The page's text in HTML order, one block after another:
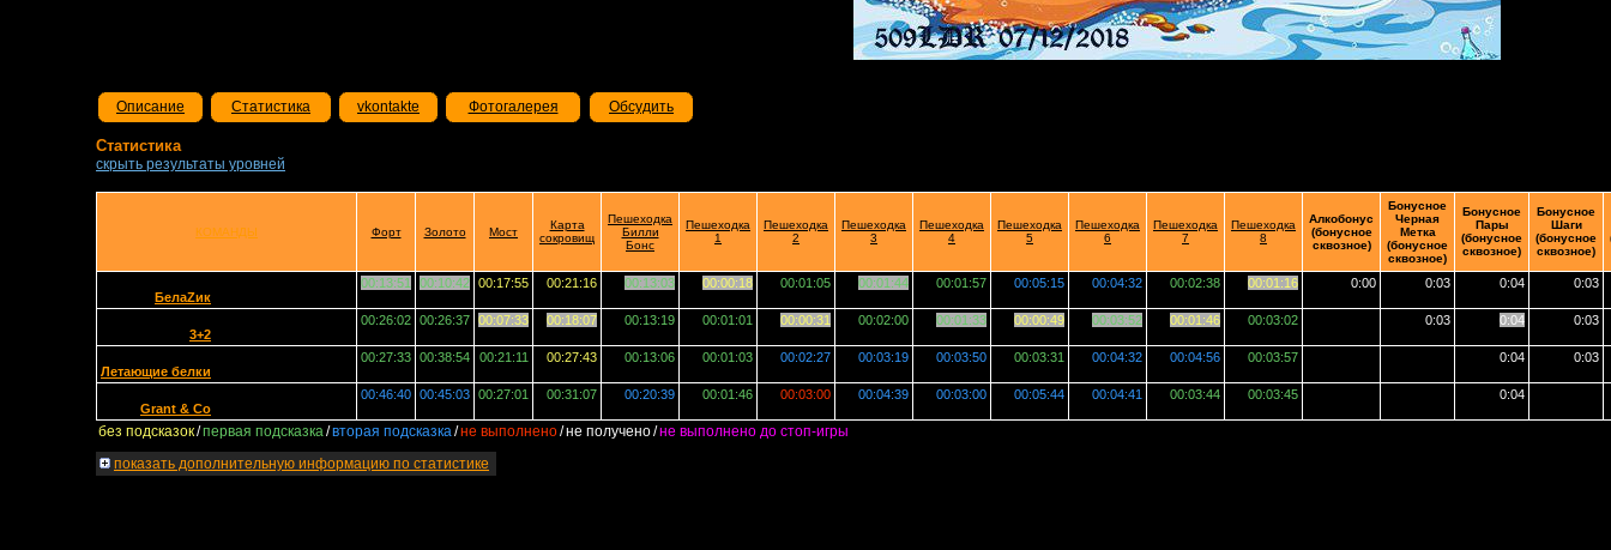
Описание Статистика vkontakte Фотогалерея Обсудить
Статистика
скрыть результаты уровней
КОМАНДЫ Форт Золото Мост
Карта
сокровищ
Пешеходка
Билли
Бонс
Пешеходка
1
Пешеходка
2
Пешеходка
3
Пешеходка
4
Пешеходка
5
Пешеходка
6
Пешеходка
7
Пешеходка
8
Алкобонус
(бонусное
сквозное)
Бонусное
Черная
Метка
(бонусное
сквозное)
Бонусное
Пары
(бонусное
сквозное)
Бонусное
Шаги
(бонусное
сквозное)
БелаZик
00:13:51 00:10:42 00:17:55 00:21:16 00:13:03 00:00:18 00:01:05 00:01:44 00:01:57 00:05:15 00:04:32 00:02:38 00:01:16 0:00 0:03 0:04 0:03
3+2
00:26:02 00:26:37 00:07:33 00:18:07 00:13:19 00:01:01 00:00:31 00:02:00 00:01:33 00:00:49 00:03:52 00:01:46 00:03:02 0:03 0:04 0:03
Летающие белки
00:27:33 00:38:54 00:21:11 00:27:43 00:13:06 00:01:03 00:02:27 00:03:19 00:03:50 00:03:31 00:04:32 00:04:56 00:03:57 0:04 0:03
Grant & Co
00:46:40 00:45:03 00:27:01 00:31:07 00:20:39 00:01:46 00:03:00 00:04:39 00:03:00 00:05:44 00:04:41 00:03:44 00:03:45 0:04
без подсказок/первая подсказка/вторая подсказка/не выполнено/не получено/не выполнено до стоп-игры
показать дополнительную информацию по статистике